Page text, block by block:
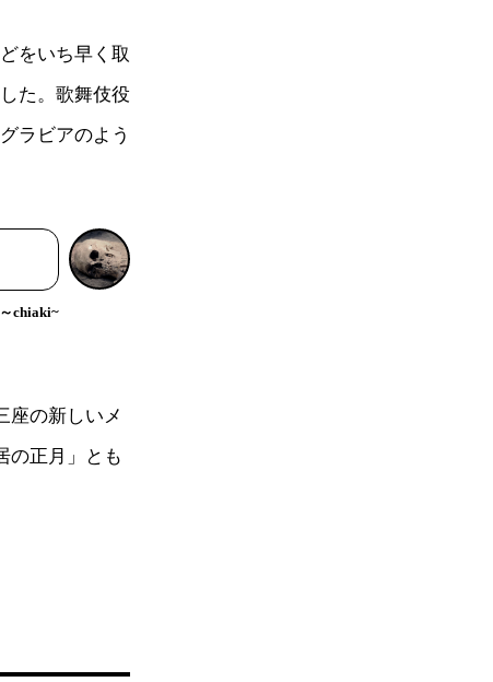
をいち早く取
た。歌舞伎役
ラビアのよう
chiaki~
座の新しいメ
の正月」とも